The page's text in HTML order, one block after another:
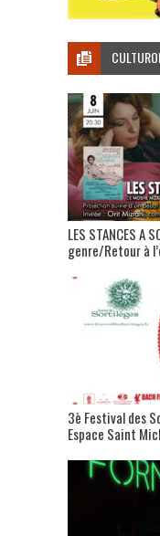
LES STANCES A
genre/Retour à
3è Festival des
Espace Saint